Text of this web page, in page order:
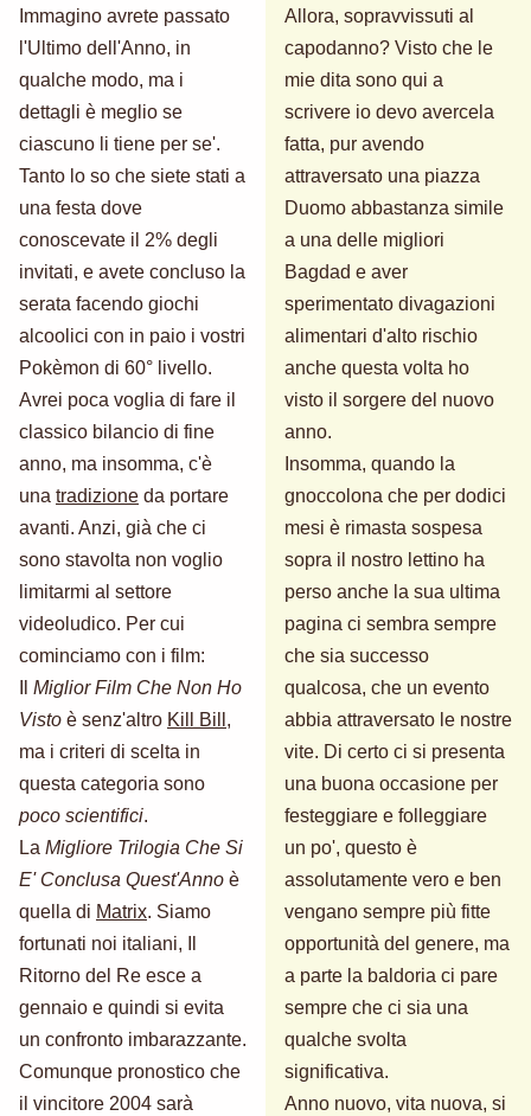
Immagino avrete passato
l'Ultimo dell'Anno, in
qualche modo, ma i
dettagli è meglio se
ciascuno li tiene per se'.
Tanto lo so che siete stati a
una festa dove
conoscevate il 2% degli
invitati, e avete concluso la
serata facendo giochi
alcoolici con in paio i vostri
Pokèmon di 60° livello.
Avrei poca voglia di fare il
classico bilancio di fine
anno, ma insomma, c'è
una tradizione da portare
avanti. Anzi, già che ci
sono stavolta non voglio
limitarmi al settore
videoludico. Per cui
cominciamo con i film:
Miglior Film Che Non Ho
Visto è senz'altro Kill Bill ,
ma i criteri di scelta in
questa categoria sono
poco scientifici.
La Migliore Trilogia Che Si
E' Conclusa Quest'Anno è
quella di Matrix. Siamo
fortunati noi italiani, Il
Ritorno del Re esce a
gennaio e quindi si evita
un confronto imbarazzante.
Comunque pronostico che
il vincitore 2004 sarà
Allora, sopravvissuti al
capodanno? Visto che le
mie dita sono qui a
scrivere io devo avercela
fatta, pur avendo
attraversato una piazza
Duomo abbastanza simile
a una delle migliori
Bagdad e aver
sperimentato divagazioni
alimentari d'alto rischio
anche questa volta ho
visto il sorgere del nuovo
anno.
Insomma, quando la
gnoccolona che per dodici
mesi è rimasta sospesa
sopra il nostro lettino ha
perso anche la sua ultima
pagina ci sembra sempre
che sia successo
qualcosa, che un evento
abbia attraversato le nostre
vite. Di certo ci si presenta
una buona occasione per
festeggiare e folleggiare
un po', questo è
assolutamente vero e ben
vengano sempre più fitte
opportunità del genere, ma
a parte la baldoria ci pare
sempre che ci sia una
qualche svolta
significativa.
Anno nuovo, vita nuova, si